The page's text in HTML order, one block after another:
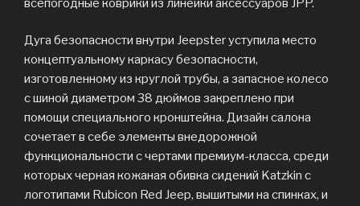
всепогодные коврики из линейки аксессуаров JPP.
Дуга безопасности внутри Jeepster уступила место
концептуальному каркасу безопасности,
изготовленному из круглой трубы, а запасное колесо
с шиной диаметром 38 дюймов закреплено при
помощи специального кронштейна. Дизайн салона
сочетает в себе элементы внедорожной
функциональности с чертами премиум-класса, среди
которых черная кожаная обивка сидений Katzkin с
логотипами Rubicon Red Jeep, вышитыми на спинках, и